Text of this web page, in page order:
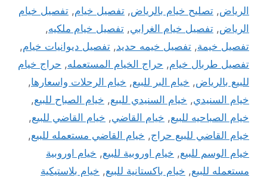
الرياض, تصليح خيام بالرياض, تفصيل خيام, تفصيل خيام
الرياض, تفصيل خيام الغرابي, تفصيل خيام ملكيه,
تفصيل خيمة, تفصيل خيمه حديد, تفصيل ديوانيات خيام,
تفصيل طربال خيام, حراج الخيام المستعمله, حراج خيام
للبيع بالرياض, خيام البر للبيع, خيام الرحلات واسعارها,
خيام السنيدي, خيام السنيدي للبيع, خيام الصباح للبيع,
خيام الصباحيه للبيع, خيام القاضي, خيام القاضي للبيع,
خيام القاضي للبيع حراج, خيام القاضي مستعمله للبيع,
خيام الوسم للبيع, خيام اوروبية للبيع, خيام اوروبية
مستعمله للبيع, خيام باكستانية للبيع, خيام بلاستيكية